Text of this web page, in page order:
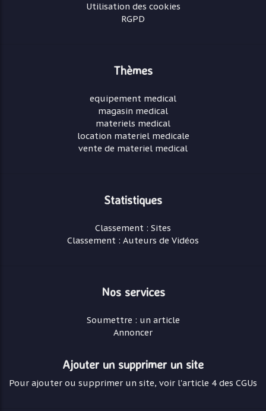
Utilisation des cookies
RGPD
Thèmes
equipement medical
magasin medical
materiels medical
location materiel medicale
vente de materiel medical
Statistiques
Classement : Sites
Classement : Auteurs de Vidéos
Nos services
Soumettre : un article
Annoncer
Ajouter un supprimer un site
Pour ajouter ou supprimer un site, voir l'article 4 des CGUs